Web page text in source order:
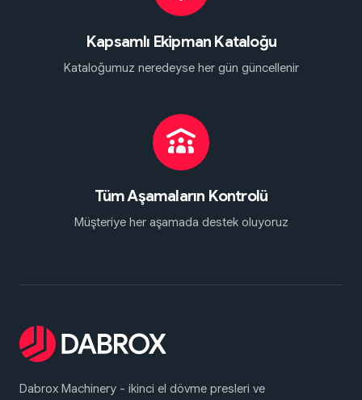
Kapsamlı Ekipman Kataloğu
Kataloğumuz neredeyse her gün güncellenir
Tüm Aşamaların Kontrolü
Müşteriye her aşamada destek oluyoruz
Dabrox Machinery - ikinci el dövme presleri ve